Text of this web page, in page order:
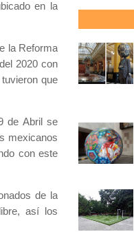
en la
la Reforma
2020 con
que
de Abril se
mexicanos
con este
de la
así los